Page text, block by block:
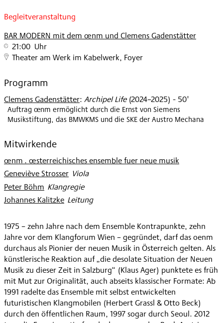
Begleitveranstaltung
BAR MODERN mit dem œnm und Clemens Gadenstätter
21:00 Uhr
Theater am Werk im Kabelwerk, Foyer
Programm
Clemens Gadenstätter: Archipel Life (2024–2025) - 50'
Auftrag œnm ermöglicht durch die Ernst von Siemens
Musikstiftung, das BMWKMS und die SKE der Austro Mechana
Mitwirkende
œnm . œsterreichisches ensemble fuer neue musik
Geneviève Strosser
: Viola
Peter Böhm: Klangregie
Johannes Kalitzke
: Leitung
1975 – zehn Jahre nach dem Ensemble Kontrapunkte, zehn
Jahre vor dem Klangforum Wien – gegründet, darf das oenm
durchaus als Pionier der neuen Musik in Österreich gelten. Als
künstlerische Reaktion auf „die desolate Situation der Neuen
Musik zu dieser Zeit in Salzburg“ (Klaus Ager) punktete es früh
mit Mut zur Originalität, auch abseits klassischer Formate: Ab
1991 radelte das Ensemble mit selbst entwickelten
futuristischen Klangmobilen (Herbert Grassl & Otto Beck)
durch den öffentlichen Raum, 1997 sogar durch Seoul. 2012